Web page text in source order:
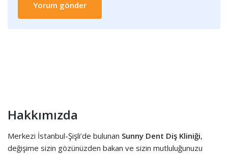
Hakkımızda
Merkezi İstanbul-Şişli’de bulunan Sunny Dent Diş Kliniği,
değişime sizin gözünüzden bakan ve sizin mutluluğunuzu